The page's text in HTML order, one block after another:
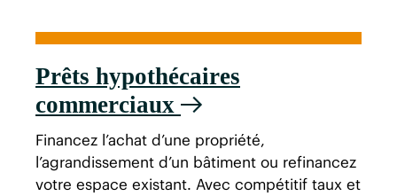
Prêts hypothécaires
commerciaux
Financez l’achat d’une propriété,
l’agrandissement d’un bâtiment ou refinancez
votre espace existant. Avec compétitif taux et